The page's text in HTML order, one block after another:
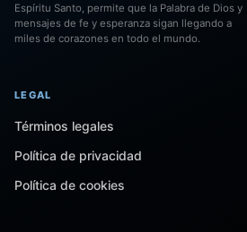
Espíritu Santo, permite que la Palabra de Dios y
mensajes de fe y esperanza sigan llegando a
miles de corazones en todo el mundo.
LEGAL
Términos legales
Política de privacidad
Política de cookies